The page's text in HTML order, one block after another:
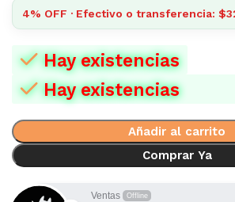
4% OFF · Efectivo o transferencia:
Hay existencias
Hay existencias
Añadir al carrito
Comprar Ya
Ventas Offline